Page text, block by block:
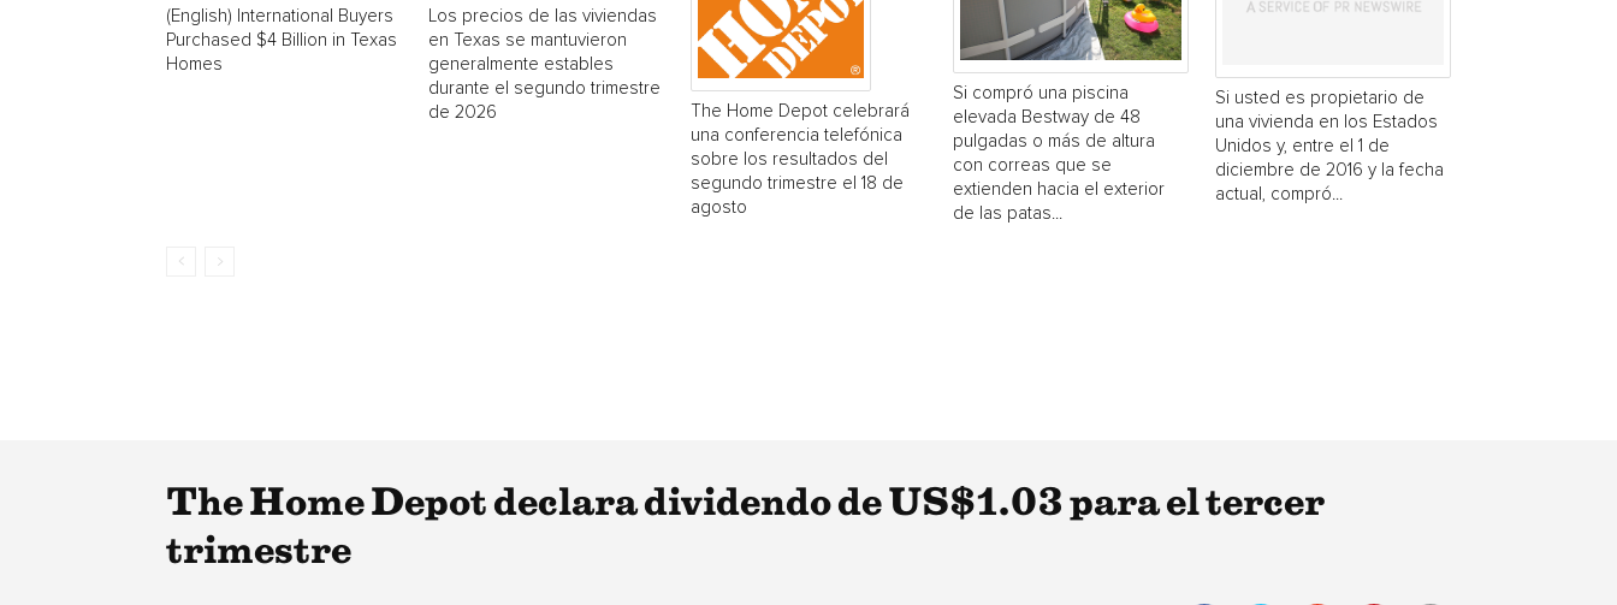
(English) International Buyers
Purchased $4 Billion in Texas
Homes
Los precios de las viviendas
en Texas se mantuvieron
generalmente estables
durante el segundo trimestre
de 2026
The Home Depot celebrará
una conferencia telefónica
sobre los resultados del
segundo trimestre el 18 de
agosto
Si compró una piscina
elevada Bestway de 48
pulgadas o más de altura
con correas que se
extienden hacia el exterior
de las patas...
Si usted es propietario de
una vivienda en los Estados
Unidos y, entre el 1 de
diciembre de 2016 y la fecha
actual, compró...
The Home Depot declara dividendo de US$1.03 para el tercer
trimestre